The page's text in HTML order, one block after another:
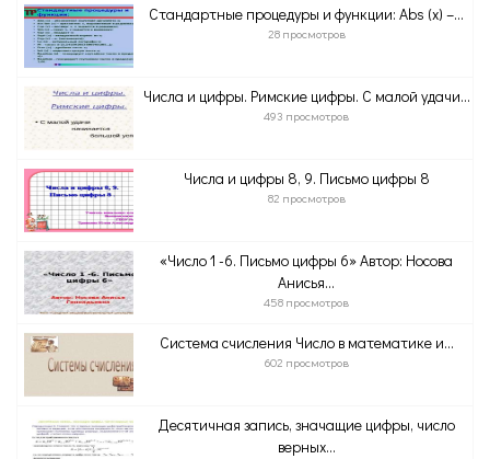
Стандартные процедуры и функции: Abs (x) –...
28 просмотров
Числа и цифры. Римские цифры. С малой удачи...
493 просмотров
Числа и цифры 8, 9. Письмо цифры 8
82 просмотров
«Число 1 -6. Письмо цифры 6» Автор: Носова
Анисья...
458 просмотров
Система счисления Число в математике и...
602 просмотров
Десятичная запись, значащие цифры, число
верных...